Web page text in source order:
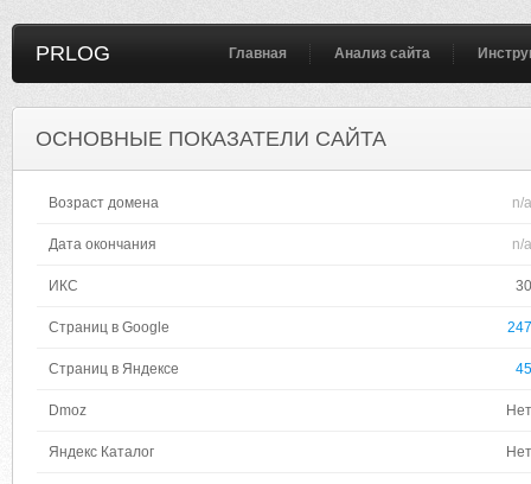
PRLOG Главная Анализ сайта
ОСНОВНЫЕ ПОКАЗАТЕЛИ САЙТА
Возраст домена n/a
Дата окончания n/a
ИКС 30
Страниц в Google 247
Страниц в Яндексе 45
Dmoz Нет
Яндекс Каталог Нет